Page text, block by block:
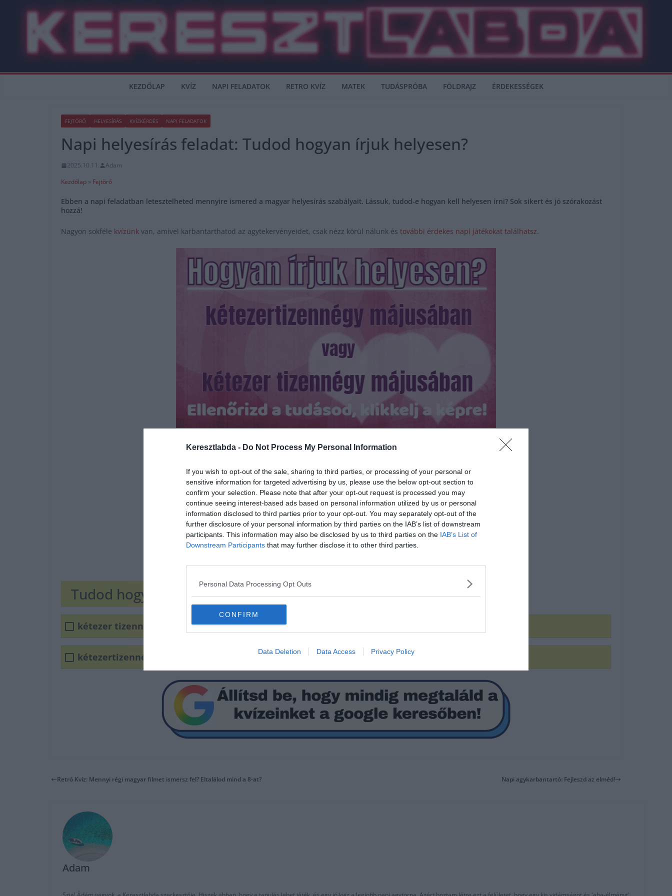
Keresztlabda - Do Not Process My Personal Information
If you wish to opt-out of the sale, sharing to third parties, or processing of your personal or
sensitive information for targeted advertising by us, please use the below opt-out section to
confirm your selection. Please note that after your opt-out request is processed you may
continue seeing interest-based ads based on personal information utilized by us or personal
information disclosed to third parties prior to your opt-out. You may separately opt-out of the
further disclosure of your personal information by third parties on the IAB’s list of downstream
participants. This information may also be disclosed by us to third parties on the IAB’s List of
Downstream Participants that may further disclose it to other third parties.
Personal Data Processing Opt Outs
CONFIRM
Data Deletion Data Access Privacy Policy
KEZDŐLAP KVÍZ NAPI FELADATOK RETRO KVÍZ MATEK TUDÁSPRÓBA FÖLDRAJZ ÉRDEKESSÉGEK
FEJTÖRŐ HELYESÍRÁS KVÍZKÉRDÉS NAPI FELADATOK
Napi helyesírás feladat: Tudod hogyan írjuk helyesen?
2025.10.11.
Adam
Kezdőlap » Fejtörő
Ebben a napi feladatban letesztelheted mennyire ismered a magyar helyesírás szabályait. Lássuk, tudod-e hogyan kell helyesen írni? Sok sikert és jó szórakozást
hozzá!
Nagyon sokféle kvízünk van, amivel karbantarthatod az agytekervényeidet, csak nézz körül nálunk és további érdekes napi játékokat találhatsz.
Tudod hogyan írjuk helyesen?
kétezer tizennégy májusában
kétezertizennégy májusában
Retró Kvíz: Mennyi régi magyar filmet ismersz fel? Eltalálod mind a 8-at? Napi agykarbantartó: Fejleszd az elméd!
Adam